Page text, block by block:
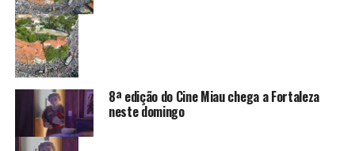
8ª edição do Cine Miau chega a Fortaleza
neste domingo